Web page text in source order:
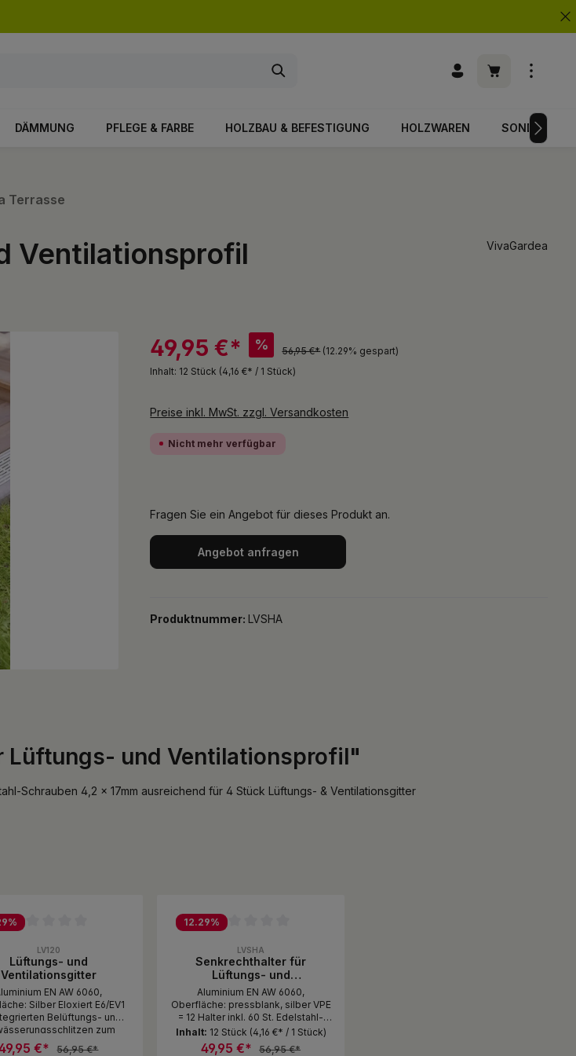
Warenkorb
DÄMMUNG PFLEGE & FARBE HOLZBAU & BEFESTIGUNG HOLZWAREN
Terrasse
Ventilationsprofil VivaGardea
49,95 €* % 56,95 €* (12.29% gespart)
Inhalt: 12 Stück (4,16 €* / 1 Stück)
Preise inkl. MwSt. zzgl. Versandkosten
Nicht mehr verfügbar
Fragen Sie ein Angebot für dieses Produkt an.
Angebot anfragen
Produktnummer:LVSHA
Lüftungs- und Ventilationsprofil"
Schrauben 4,2 x 17mm ausreichend für 4 Stück Lüftungs- & Ventilationsgitter
%
LV120
Lüftungs- und
Ventilationsgitter
EN AW 6060,
Silber Eloxiert E6/EV1
Belüftungs- und
zum
Erfüllen der aktuellen
€* 56,95 €*
12.29%
LVSHA
Senkrechthalter für
Lüftungs- und
Ventilationsprofil
Aluminium EN AW 6060,
Oberfläche: pressblank, silber VPE
= 12 Halter inkl. 60 St. Edelstahl-
Schrauben 4,2 x 17mm ausreichend
für 4 Stück Lüftungs- &
Inhalt: 12 Stück (4,16 €* / 1 Stück)
49,95 €* 56,95 €*